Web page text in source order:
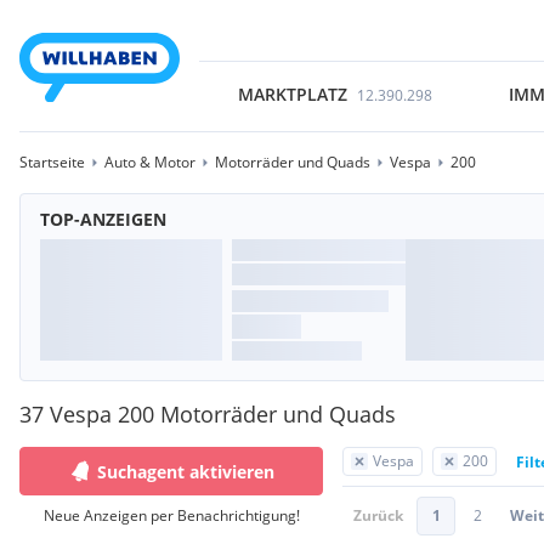
MARKTPLATZ 12.390.298
Startseite Auto & Motor Motorräder und Quads Vespa 200
TOP-ANZEIGEN
37 Vespa 200 Motorräder und Quads
Vespa 200
Zurück 1 2
Suchagent aktivieren
Neue Anzeigen per Benachrichtigung!